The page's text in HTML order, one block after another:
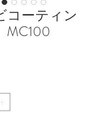
コーティン